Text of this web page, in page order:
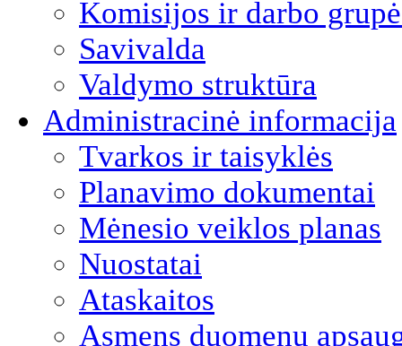
Komisijos ir darbo
Savivalda
Valdymo struktūra
Administracinė informacija
Tvarkos ir taisyklės
Planavimo dokumentai
Mėnesio veiklos planas
Nuostatai
Ataskaitos
Asmens duomenų